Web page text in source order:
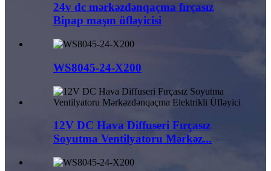
24v dc mərkəzdənqaçma fırçasız
Bipap maşın üfləyicisi
WS8045-24-X200
12V DC Hava Diffuseri Fırçasız
Soyutma Ventilyatoru Mərkəz...